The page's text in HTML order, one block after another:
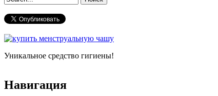
Форма поиска
Уникальное средство гигиены!
Навигация